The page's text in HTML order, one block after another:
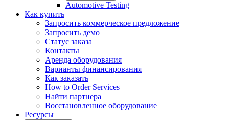
Automotive Testing
Как купить
Запросить коммерческое предложение
Запросить демо
Статус заказа
Контакты
Аренда оборудования
Варианты финансирования
Как заказать
How to Order Services
Найти партнера
Восстановленное оборудование
Ресурсы